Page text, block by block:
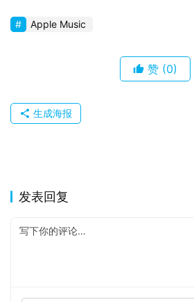
Apple Music
赞 (0)
生成海报
发表回复